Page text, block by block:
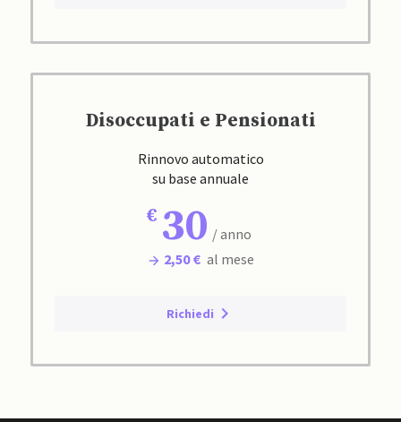
Disoccupati e Pensionati
Rinnovo automatico
su base annuale
30 / anno
2,50 € al mese
Richiedi